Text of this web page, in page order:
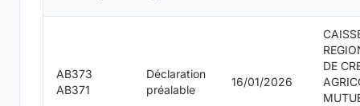
AB373
AB371
Déclaration
préalable
16/01/2026
DE